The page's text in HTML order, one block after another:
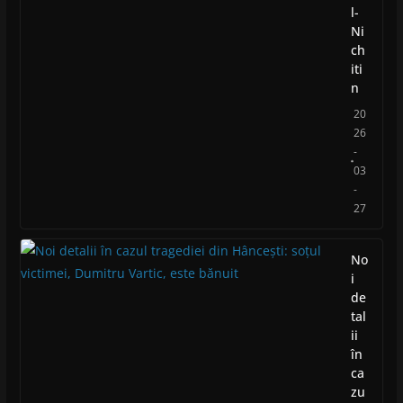
l-
Ni
ch
iti
n
20
26
-
03
-
27
No
i
de
tal
ii
în
ca
zu